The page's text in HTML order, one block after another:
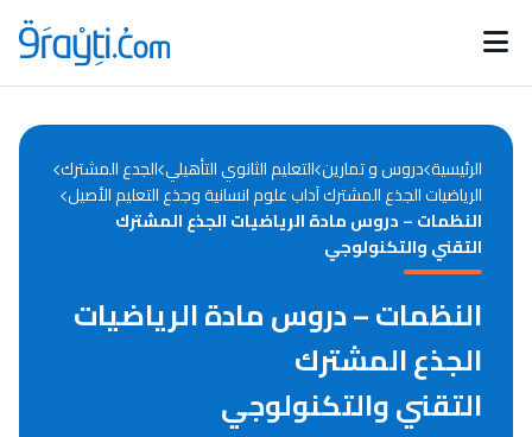
Catégories
d'actualités
Annonces bourses
الرئيسية دروس و تمارين التعليم الثانوي التأهيلي الجدع المشترك
الرياضيات الجذع المشترك آداب علوم انسانية وجذع التعليم الأصيل
النظمات – دروس مادة الرياضيات الجذع المشترك
التقني والتكنولوجي
النظمات – دروس مادة الرياضيات
الجذع المشترك
التقني والتكنولوجي